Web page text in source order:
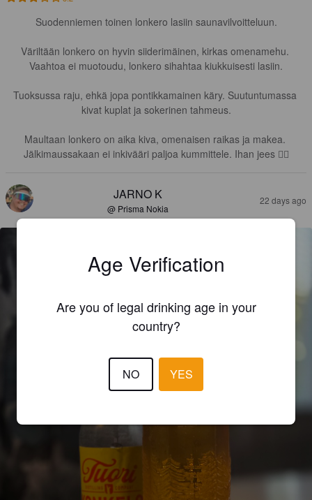
Suodenniemen toinen lonkero lasiin saunavilvoitteluun.
Väriltään lonkero on hyvin siiderimäinen, kirkas omenamehu.
Vaahtoa ei muotoudu, lonkero sihahtaa kiukkuisesti lasiin.
Tuoksussa raju, ehkä jopa pontikkamainen käry. Suutuntumassa
kivat kuplat ja sokerinen tahmeus.
Maultaan lonkero on aika kiva, omenaisen raikas ja makea.
Jälkimaussakaan ei inkivääri paljoa kummittele. Ihan jees 👍🏻
JARNO K
@ Prisma Nokia
22 days ago
Age Verification
Are you of legal drinking age in your
country?
NO YES